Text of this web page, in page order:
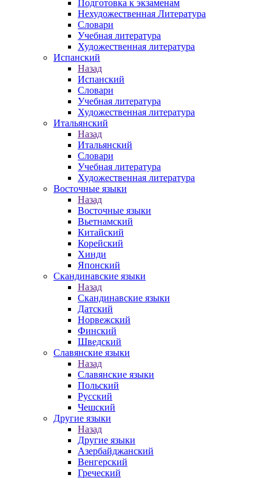
Подготовка к экзаменам
Нехудожественная Литература
Словари
Учебная литература
Художественная литература
Испанский
Назад
Испанский
Словари
Учебная литература
Художественная литература
Итальянский
Назад
Итальянский
Словари
Учебная литература
Художественная литература
Восточные языки
Назад
Восточные языки
Вьетнамский
Китайский
Корейский
Хинди
Японский
Скандинавские языки
Назад
Скандинавские языки
Датский
Норвежский
Финский
Шведский
Славянские языки
Назад
Славянские языки
Польский
Русский
Чешский
Другие языки
Назад
Другие языки
Азербайджанский
Венгерский
Греческий